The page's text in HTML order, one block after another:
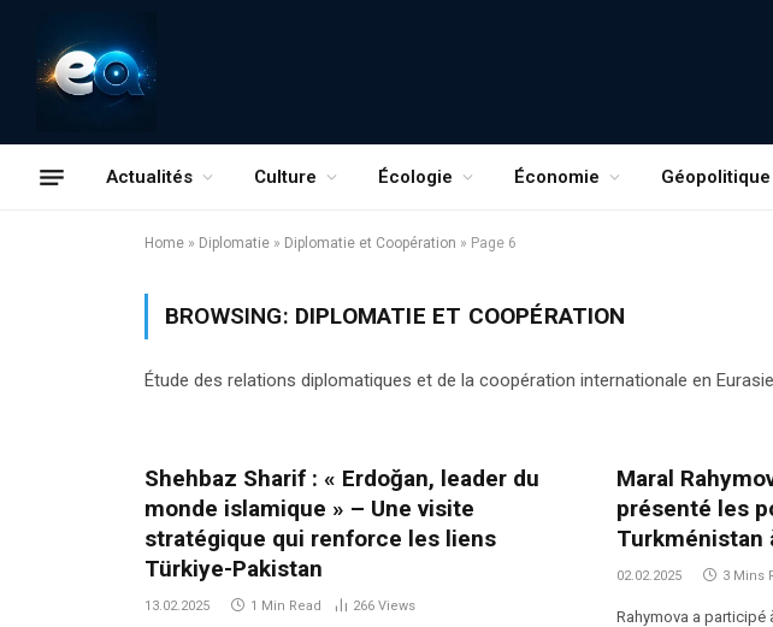
Actualités Culture Écologie Économie Géopolitique
Home » Diplomatie » Diplomatie et Coopération » Page 6
BROWSING: DIPLOMATIE ET COOPÉRATION
Étude des relations diplomatiques et de la coopération internationale en
Shehbaz Sharif : « Erdoğan, leader du
monde islamique » – Une visite
stratégique qui renforce les liens
Türkiye-Pakistan
13.02.2025 1 Min Read 266 Views
Maral
présenté les
Turkménistan
02.02.2025 3 Mins
Rahymova a participé